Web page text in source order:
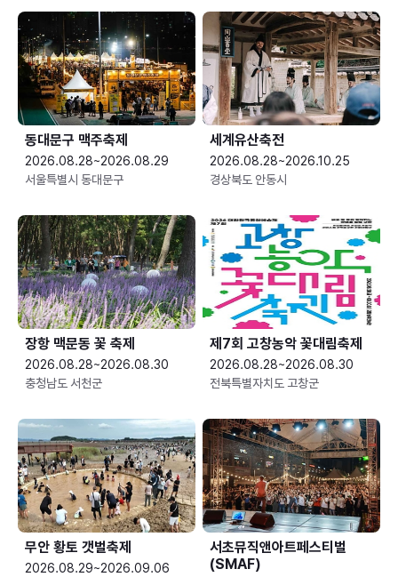
동대문구 맥주축제
2026.08.28~2026.08.29
서울특별시 동대문구
세계유산축전
2026.08.28~2026.10.25
경상북도 안동시
장항 맥문동 꽃 축제
2026.08.28~2026.08.30
충청남도 서천군
제7회 고창농악 꽃대림축제
2026.08.28~2026.08.30
전북특별자치도 고창군
무안 황토 갯벌축제
2026.08.29~2026.09.06
서초뮤직앤아트페스티벌
(SMAF)